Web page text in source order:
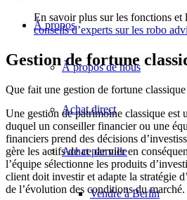
À propos
À propos de nous
Achat direct
Achat par ville
Vendre à Berlin
En savoir plus sur les fonctions et
conseils d’experts sur les robo
Gestion de fortune
Que fait une gestion de fortune classique
Une gestion de patrimoine classique est
duquel un conseiller financier ou une
financiers prend des décisions
gère les actifs de ce dernier en
l’équipe sélectionne les produits
client doit investir et adapte la stratégie
de l’évolution des conditions du marché.